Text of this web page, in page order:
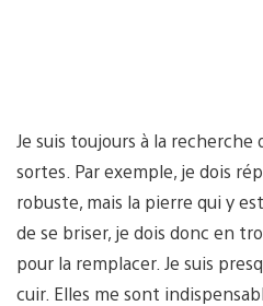
Je suis toujours à la
sortes. Par exemple, je dois
robuste, mais la pierre qui y
de se briser, je dois donc en
pour la remplacer. Je suis
cuir. Elles me sont